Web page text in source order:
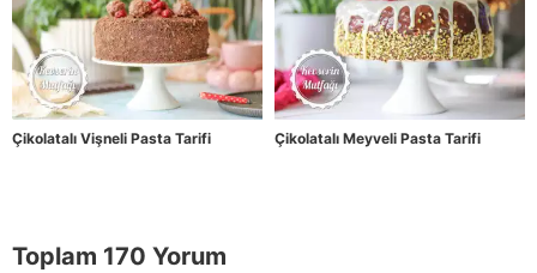
Çikolatalı Vişneli Pasta Tarifi Çikolatalı Meyveli Pasta Tarifi
Toplam 170 Yorum